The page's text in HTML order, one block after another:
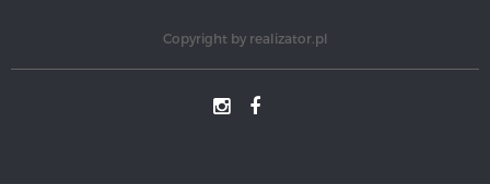
Copyright by realizator.pl